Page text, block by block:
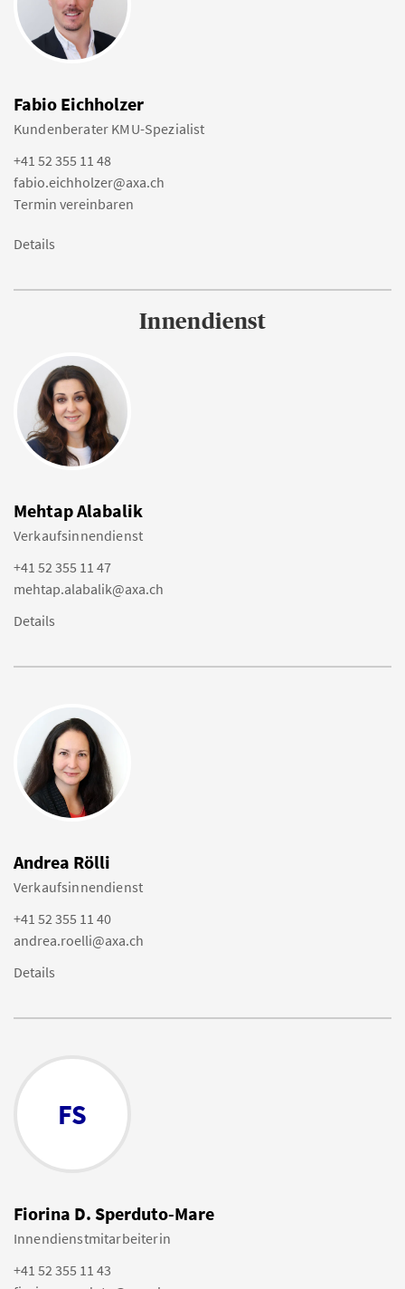
Fabio Eichholzer
Kundenberater KMU-Spezialist
+41 52 355 11 48
fabio.eichholzer@axa.ch
Termin vereinbaren
Details
Innendienst
Mehtap Alabalik
Verkaufsinnendienst
+41 52 355 11 47
mehtap.alabalik@axa.ch
Details
Andrea Rölli
Verkaufsinnendienst
+41 52 355 11 40
andrea.roelli@axa.ch
Details
FS
Fiorina D. Sperduto-Mare
Innendienstmitarbeiterin
+41 52 355 11 43